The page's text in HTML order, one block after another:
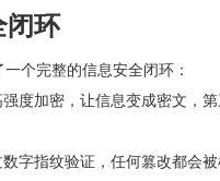
闭环
个完整的信息安全闭环：
度加密，让信息变成密文，
字指纹验证，任何篡改都会